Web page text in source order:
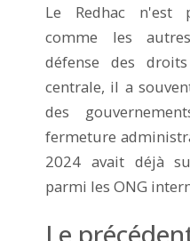
Le Redhac n'est
comme les
défense des
centrale, il a
des
fermeture
2024 avait déjà
parmi les ONG
Le